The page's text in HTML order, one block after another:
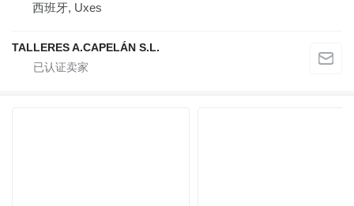
西班牙, Uxes
TALLERES A.CAPELÁN S.L.